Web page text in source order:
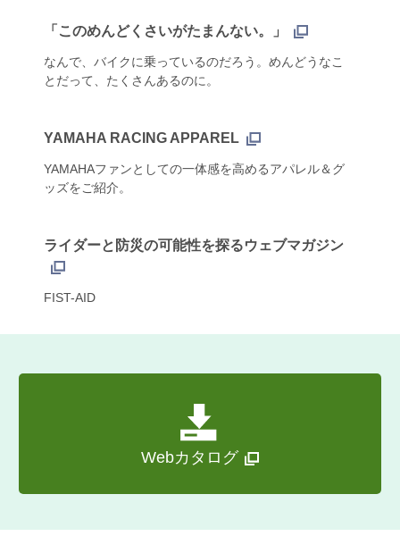
「このめんどくさいがたまんない。」
なんで、バイクに乗っているのだろう。めんどうなこ
とだって、たくさんあるのに。
YAMAHA RACING APPAREL
YAMAHAファンとしての一体感を高めるアパレル＆グ
ッズをご紹介。
ライダーと防災の可能性を探るウェブマガジン
FIST-AID
Webカタログ